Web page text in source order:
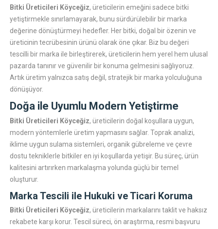
Bitki Üreticileri Köyceğiz, üreticilerin emeğini sadece bitki
yetiştirmekle sınırlamayarak, bunu sürdürülebilir bir marka
değerine dönüştürmeyi hedefler. Her bitki, doğal bir özenin ve
üreticinin tecrübesinin ürünü olarak öne çıkar. Biz bu değeri
tescilli bir marka ile birleştirerek, üreticilerin hem yerel hem ulusal
pazarda tanınır ve güvenilir bir konuma gelmesini sağlıyoruz.
Artık üretim yalnızca satış değil, stratejik bir marka yolculuğuna
dönüşüyor.
Doğa ile Uyumlu Modern Yetiştirme
Bitki Üreticileri Köyceğiz, üreticilerin doğal koşullara uygun,
modern yöntemlerle üretim yapmasını sağlar. Toprak analizi,
iklime uygun sulama sistemleri, organik gübreleme ve çevre
dostu tekniklerle bitkiler en iyi koşullarda yetişir. Bu süreç, ürün
kalitesini artırırken markalaşma yolunda güçlü bir temel
oluşturur.
Marka Tescili ile Hukuki ve Ticari Koruma
Bitki Üreticileri Köyceğiz, üreticilerin markalarını taklit ve haksız
rekabete karşı korur. Tescil süreci, ön araştırma, resmi başvuru